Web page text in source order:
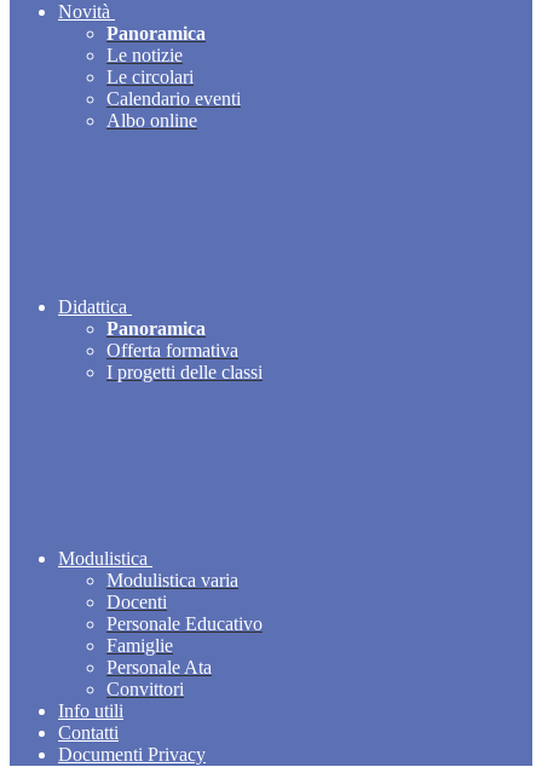
Novità
Panoramica
Le notizie
Le circolari
Calendario eventi
Albo online
Didattica
Panoramica
Offerta formativa
I progetti delle classi
Modulistica
Modulistica varia
Docenti
Personale Educativo
Famiglie
Personale Ata
Convittori
Info utili
Contatti
Documenti Privacy